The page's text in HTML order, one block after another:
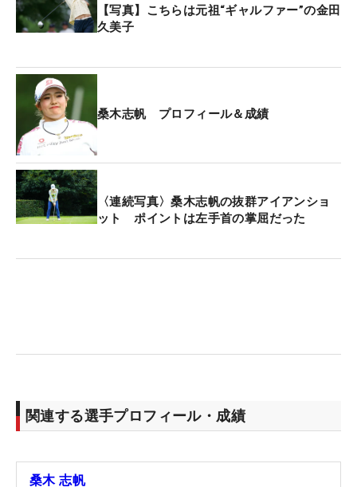
【写真】こちらは元祖“ギャルファー”の金田
久美子
桑木志帆 プロフィール＆成績
〈連続写真〉桑木志帆の抜群アイアンショ
ット ポイントは左手首の掌屈だった
関連する選手プロフィール・成績
桑木 志帆